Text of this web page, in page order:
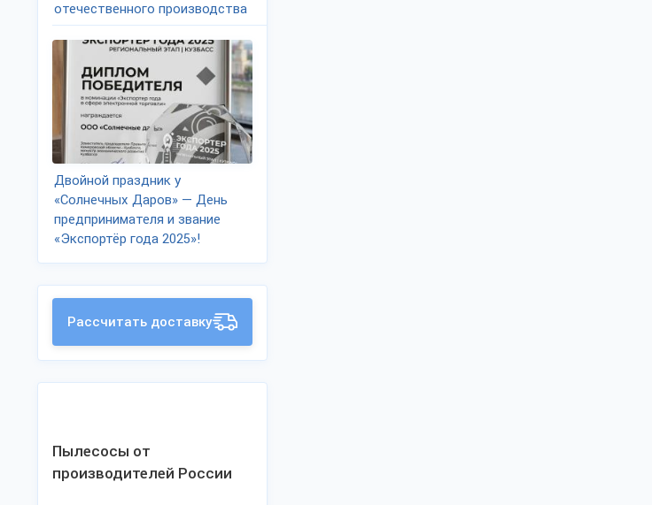
отечественного производства
Двойной праздник у
«Солнечных Даров» — День
предпринимателя и звание
«Экспортёр года 2025»!
Рассчитать доставку
Пылесосы от
производителей России